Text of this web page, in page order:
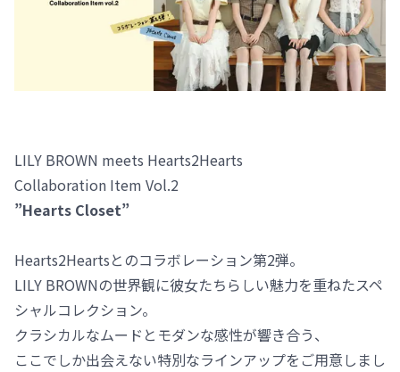
LILY BROWN meets Hearts2Hearts
Collaboration Item Vol.2
”Hearts Closet”
Hearts2Heartsとのコラボレーション第2弾。
LILY BROWNの世界観に彼女たちらしい魅力を重ねたスペ
シャルコレクション。
クラシカルなムードとモダンな感性が響き合う、
ここでしか出会えない特別なラインアップをご用意しまし